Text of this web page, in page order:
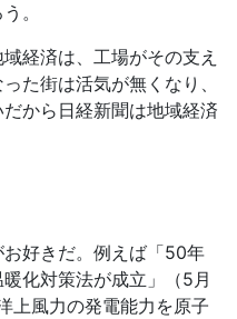
。
経済は、工場がその支え
た街は活気が無くなり、
から日経新聞は地域経済
好きだ。例えば「50年
化対策法が成立」（5月
上風力の発電能力を原子